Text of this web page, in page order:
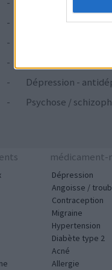
-
-
-
-
Dépression -
- Psychose /
médicament-
Dépression
Angoisse /
Contraception
Migraine
Hypertension
Diabète type 2
Acné
Allergie